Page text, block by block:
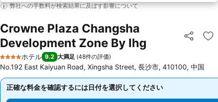
弊社への手数料が検索結果に及ぼす影響について
Crowne Plaza Changsha
Development Zone By Ihg
シェア お
4 ホテルのランク
ホテル 9.2 大満足 (48件の評価)
No.192 East Kaiyuan Road, Xingsha Street, 長沙市, 410100, 中国
正確な料金を確認するには日付を選択してください
正確な料金を確認するには日付を選択してください